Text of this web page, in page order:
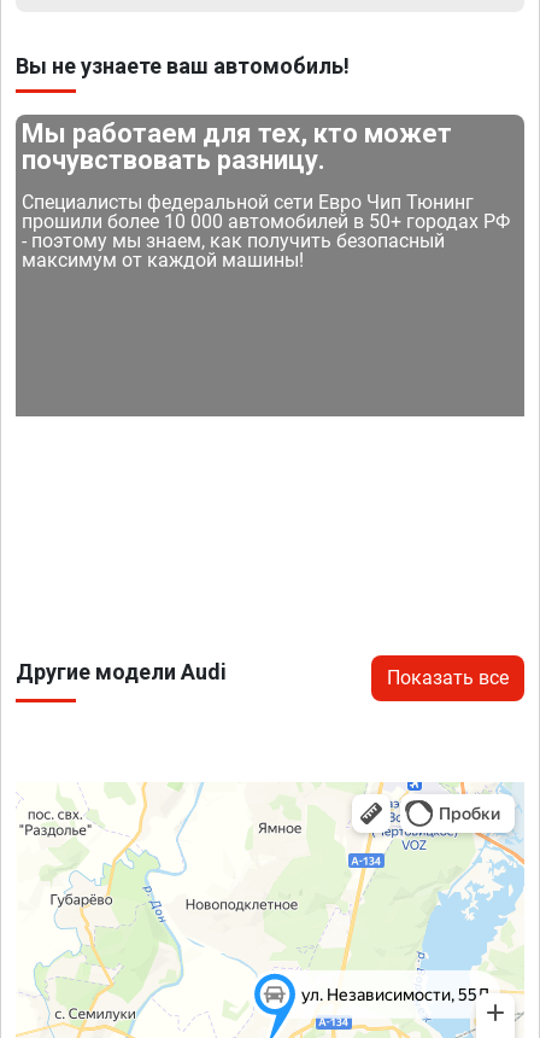
Вы не узнаете ваш автомобиль!
Мы работаем для тех, кто может
почувствовать разницу.
Специалисты федеральной сети Евро Чип Тюнинг
прошили более 10 000 автомобилей в 50+ городах РФ
- поэтому мы знаем, как получить безопасный
максимум от каждой машины!
Другие модели Audi Показать все